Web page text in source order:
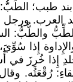
بند طبب؛
إِذا
خُرِزَ في
رُقْعَتُه.